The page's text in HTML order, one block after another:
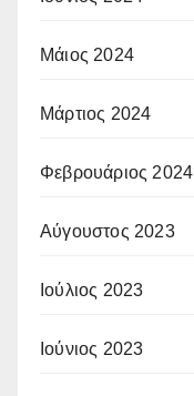
Μάιος 2024
Μάρτιος 2024
Φεβρουάριος 2024
Αύγουστος 2023
Ιούλιος 2023
Ιούνιος 2023